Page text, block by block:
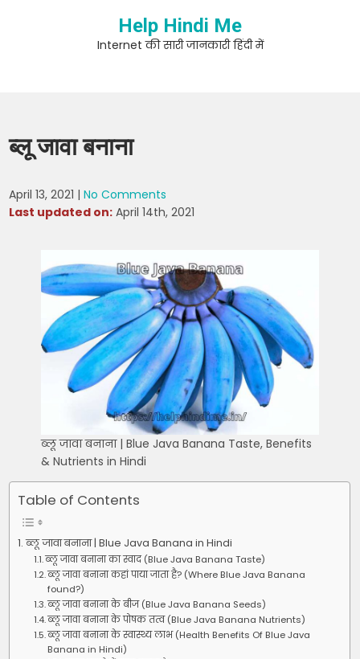
Help Hindi Me
Internet की सारी जानकारी हिंदी में
ब्लू जावा बनाना
April 13, 2021 |No Comments
Last updated on: April 14th, 2021
ब्लू जावा बनाना | Blue Java Banana Taste, Benefits
& Nutrients in Hindi
Table of Contents
ब्लू जावा बनाना | Blue Java Banana in Hindi
ब्लू जावा बनाना का स्वाद (Blue Java Banana Taste)
ब्लू जावा बनाना कहां पाया जाता है? (Where Blue Java Banana
found?)
ब्लू जावा बनाना के बीज (Blue Java Banana Seeds)
ब्लू जावा बनाना के पोषक तत्व (Blue Java Banana Nutrients)
ब्लू जावा बनाना के स्वास्थ्य लाभ (Health Benefits Of Blue Java
Banana in Hindi)